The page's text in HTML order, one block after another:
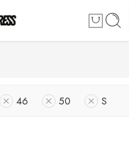
46 50 S